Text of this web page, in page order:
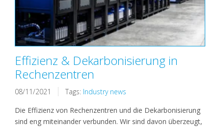
Effizienz & Dekarbonisierung in
Rechenzentren
08/11/2021 Tags: Industry news
Die Effizienz von Rechenzentren und die Dekarbonisierung
sind eng miteinander verbunden. Wir sind davon überzeugt,